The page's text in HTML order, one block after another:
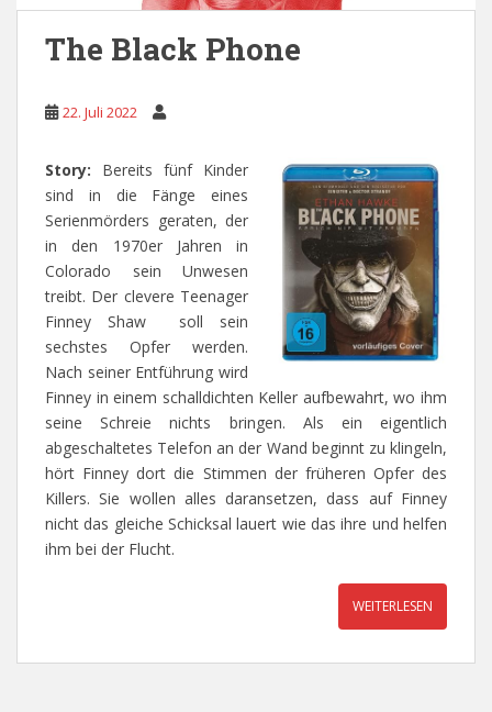
The Black Phone
22. Juli 2022
Story: Bereits fünf Kinder
sind in die Fänge eines
Serienmörders geraten, der
in den 1970er Jahren in
Colorado sein Unwesen
treibt. Der clevere Teenager
Finney Shaw soll sein
sechstes Opfer werden.
Nach seiner Entführung wird
Finney in einem schalldichten Keller aufbewahrt, wo ihm
seine Schreie nichts bringen. Als ein eigentlich
abgeschaltetes Telefon an der Wand beginnt zu klingeln,
hört Finney dort die Stimmen der früheren Opfer des
Killers. Sie wollen alles daransetzen, dass auf Finney
nicht das gleiche Schicksal lauert wie das ihre und helfen
ihm bei der Flucht.
WEITERLESEN